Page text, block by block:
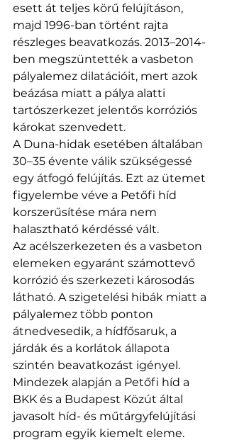
esett át teljes körű felújításon,
majd 1996-ban történt rajta
részleges beavatkozás. 2013–2014-
ben megszüntették a vasbeton
pályalemez dilatációit, mert azok
beázása miatt a pálya alatti
tartószerkezet jelentős korróziós
károkat szenvedett.
A Duna-hidak esetében általában
30–35 évente válik szükségessé
egy átfogó felújítás. Ezt az ütemet
figyelembe véve a Petőfi híd
korszerűsítése mára nem
halasztható kérdéssé vált.
Az acélszerkezeten és a vasbeton
elemeken egyaránt számottevő
korrózió és szerkezeti károsodás
látható. A szigetelési hibák miatt a
pályalemez több ponton
átnedvesedik, a hídfősaruk, a
járdák és a korlátok állapota
szintén beavatkozást igényel.
Mindezek alapján a Petőfi híd a
BKK és a Budapest Közút által
javasolt híd- és műtárgyfelújítási
program egyik kiemelt eleme.